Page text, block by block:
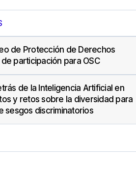
de Protección de Derechos
de participación para OSC
de la Inteligencia Artificial en
y retos sobre la diversidad para
sesgos discriminatorios